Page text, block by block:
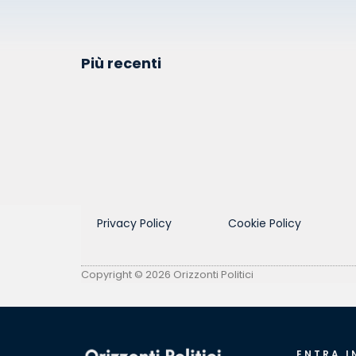
Più recenti
Privacy Policy Cookie Policy
Copyright © 2026 Orizzonti Politici